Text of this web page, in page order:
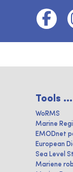
Tools ...
WoRMS
Marine
EMODnet
European
Sea Level
Mariene